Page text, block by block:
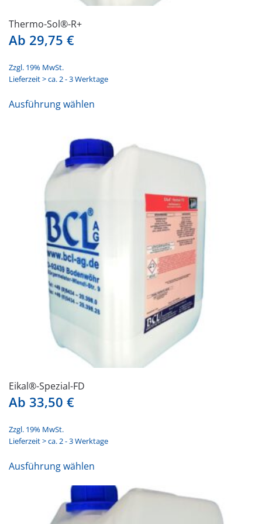
Thermo-Sol®-R+
Ab 29,75 €
Zzgl. 19% MwSt.
Lieferzeit > ca. 2 - 3 Werktage
Ausführung wählen
mehrere
Varianten
auf.
auf
der
Produktseite
gewählt
werden
Eikal®-Spezial-FD
Ab 33,50 €
Zzgl. 19% MwSt.
Lieferzeit > ca. 2 - 3 Werktage
Ausführung wählen
weist
mehrere
Varianten